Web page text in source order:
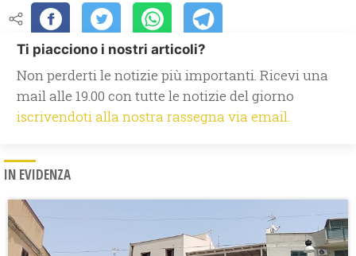
Ti piacciono i nostri articoli?
Non perderti le notizie più importanti. Ricevi una
mail alle 19.00 con tutte le notizie del giorno
iscrivendoti alla nostra rassegna via email.
IN EVIDENZA